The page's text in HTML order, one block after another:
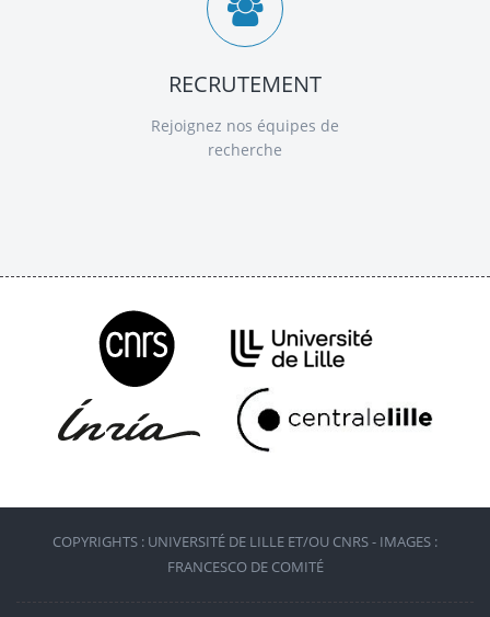
RECRUTEMENT
Rejoignez nos équipes de
recherche
COPYRIGHTS : UNIVERSITÉ DE LILLE ET/OU CNRS - IMAGES :
FRANCESCO DE COMITÉ